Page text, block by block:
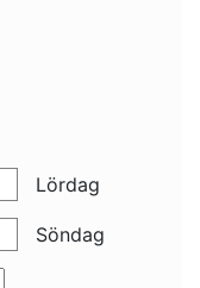
Lördag
Söndag